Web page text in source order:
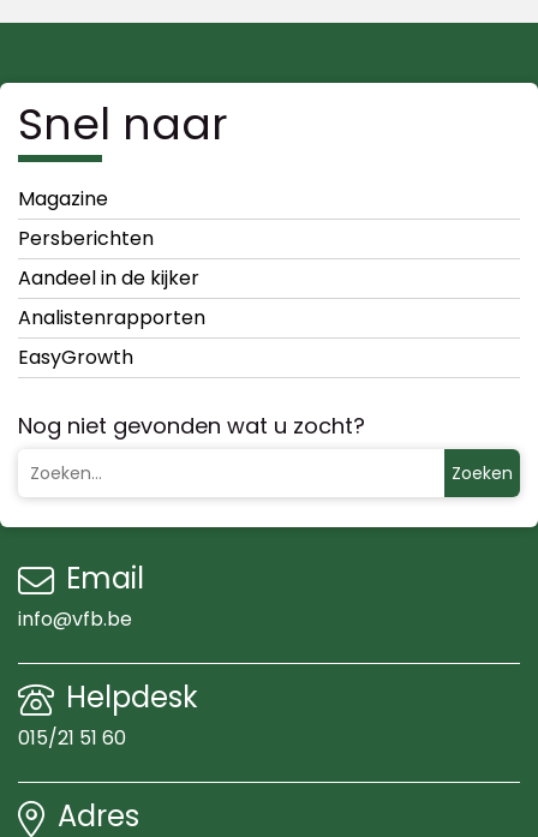
Snel naar
Magazine
Persberichten
Aandeel in de kijker
Analistenrapporten
EasyGrowth
Nog niet gevonden wat u zocht?
Zoeken
Email
info@vfb.be
Helpdesk
015/21 51 60
Adres